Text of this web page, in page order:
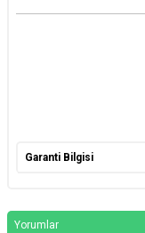
Garanti Bilgisi
Yorumlar